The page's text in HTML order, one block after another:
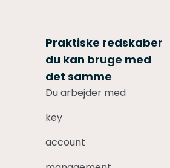
Praktiske redskaber
du kan bruge med
det samme
Du arbejder med
key
account